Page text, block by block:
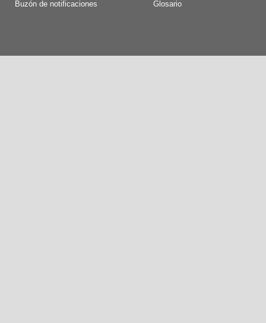
Buzón de notificaciones
Glosario